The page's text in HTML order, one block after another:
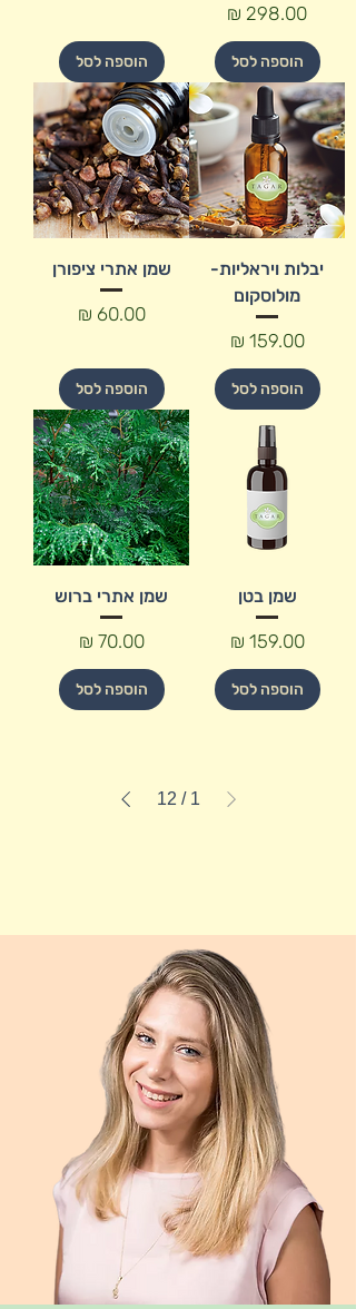
מחיר
הוספה לסל הוספה לסל
יבלות ויראליות-
מולוסקום
מחיר‏159.00 ‏₪
הוספה לסל
שמן אתרי ציפורן
מחיר‏60.00 ‏₪
הוספה לסל
שמן בטן
מחיר‏159.00 ‏₪
הוספה לסל
שמן אתרי ברוש
מחיר‏70.00 ‏₪
הוספה לסל
1
/
12